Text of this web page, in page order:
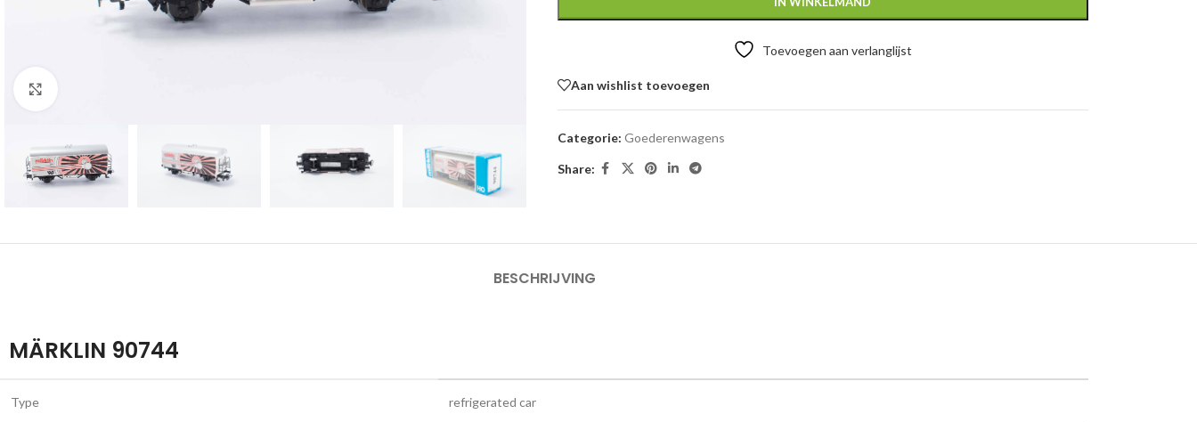
Toevoegen aan verlanglijst
Aan wishlist toevoegen
Categorie: Goederenwagens
Share:
BESCHRIJVING
MÄRKLIN 90744
Type refrigerated car